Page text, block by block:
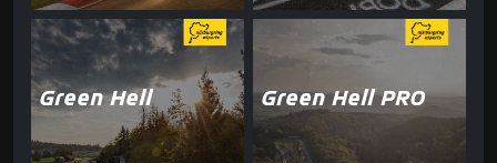
Green Hell Green Hell PRO